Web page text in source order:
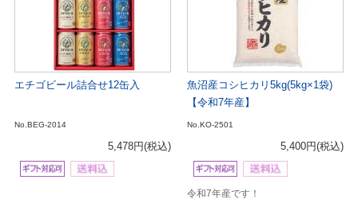
エチゴビール詰合せ12缶入
No.BEG-2014
5,478円(税込)
魚沼産コシヒカリ5kg(5kg×1袋)
【令和7年産】
No.KO-2501
5,400円(税込)
令和7年産です！